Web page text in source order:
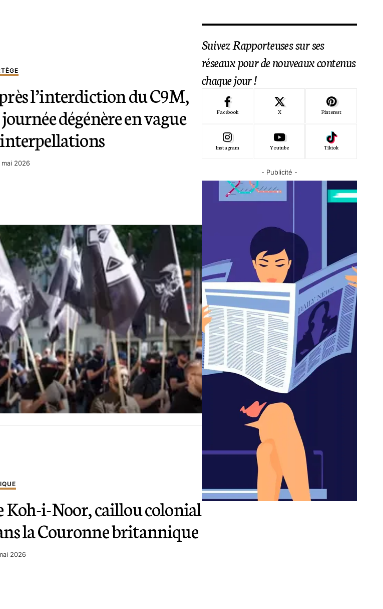
l’interdiction du C9M,
dégénère en vague
mai 2026
Koh-i-Noor, caillou colonial
la Couronne britannique
2026
Suivez Rapporteuses sur ses
réseaux pour de nouveaux contenus
chaque jour !
Facebook X Pinterest
Instagram Youtube Tiktok
- Publicité -